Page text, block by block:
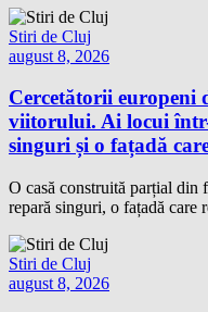
Stiri de Cluj
august 8, 2026
Cercetătorii europeni
viitorului. Ai locui într-
singuri și o fațadă
O casă construită parțial din
repară singuri, o fațadă care
Stiri de Cluj
august 8, 2026